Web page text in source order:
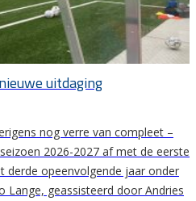
uitdaging
nog verre van compleet –
2026-2027 af met de eerste
derde opeenvolgende jaar onder
Lange, geassisteerd door Andries